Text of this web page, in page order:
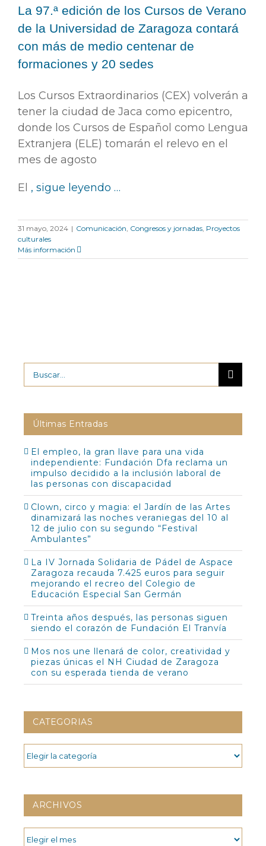
La 97.ª edición de los Cursos de Verano
de la Universidad de Zaragoza contará
con más de medio centenar de
formaciones y 20 sedes
Los Cursos Extraordinarios (CEX) volverán a
tener la ciudad de Jaca como epicentro,
donde los Cursos de Español como Lengua
Extranjera (ELE) tomarán el relevo en el
mes de agosto
El , sigue leyendo …
31 mayo, 2024 | Comunicación Congresos y jornadas Proyectos
culturales
Más información
Buscar:
Últimas Entradas
El empleo, la gran llave para una vida
independiente: Fundación Dfa reclama un
impulso decidido a la inclusión laboral de
las personas con discapacidad
Clown, circo y magia: el Jardín de las Artes
dinamizará las noches veraniegas del 10 al
12 de julio con su segundo “Festival
Ambulantes”
La IV Jornada Solidaria de Pádel de Aspace
Zaragoza recauda 7.425 euros para seguir
mejorando el recreo del Colegio de
Educación Especial San Germán
Treinta años después, las personas siguen
siendo el corazón de Fundación El Tranvía
Mos nos une llenará de color, creatividad y
piezas únicas el NH Ciudad de Zaragoza
con su esperada tienda de verano
CATEGORIAS
CATEGORIAS
ARCHIVOS
ARCHIVOS